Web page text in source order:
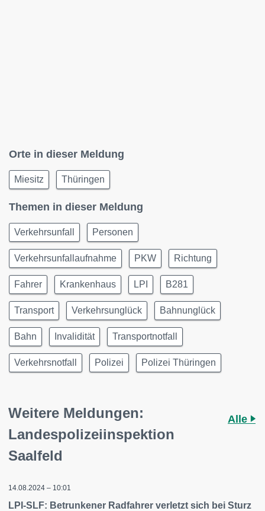
Orte in dieser Meldung
Miesitz Thüringen
Themen in dieser Meldung
Verkehrsunfall Personen
Verkehrsunfallaufnahme PKW Richtung
Fahrer Krankenhaus LPI B281
Transport Verkehrsunglück Bahnunglück
Bahn Invalidität Transportnotfall
Verkehrsnotfall Polizei Polizei Thüringen
Weitere Meldungen:
Landespolizeiinspektion
Saalfeld
Alle
14.08.2024 – 10:01
LPI-SLF: Betrunkener Radfahrer verletzt sich bei Sturz